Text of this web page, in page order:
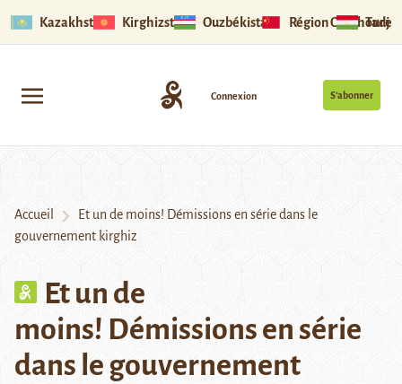
Kazakhstan Kirghizstan Ouzbékistan Région Ouïghoure
S’abonner
Connexion
Accueil
Et un de moins! Démissions en série dans le
gouvernement kirghiz
Et un de
moins! Démissions en série
dans le gouvernement